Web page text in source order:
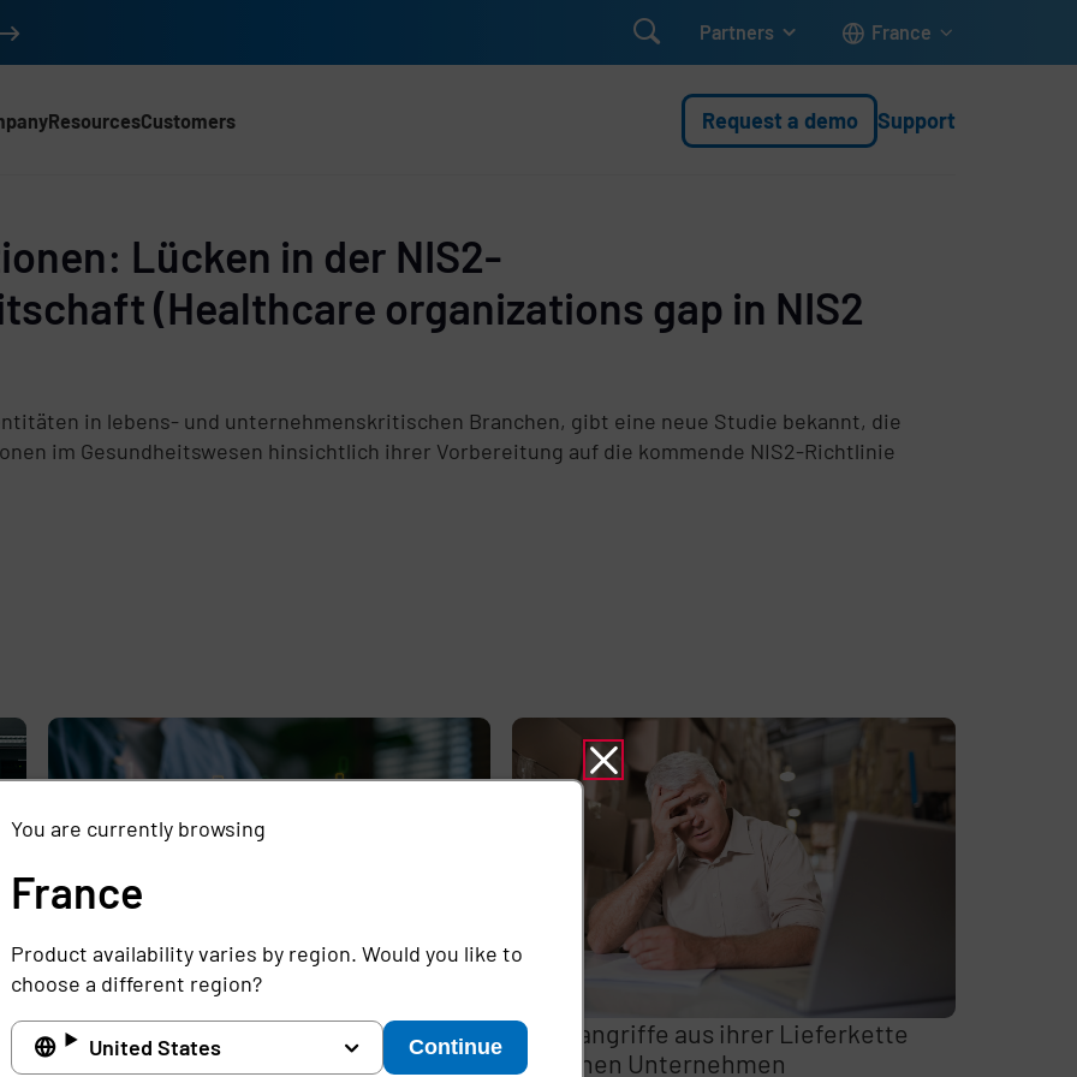
 Partners France
ResourcesCustomers Request a demo Support
Lücken in der NIS2-
(Healthcare organizations gap in NIS2
in lebens- und unternehmenskritischen Branchen, gibt eine neue Studie bekannt, die
im Gesundheitswesen hinsichtlich ihrer Vorbereitung auf die kommende NIS2-Richtlinie
Paradigmenwechsel beim Zugriff:
Passwortlose Anmeldung
Cyberangriffe aus ihrer Lieferkette
bedrohen Unternehmen
You are currently browsing
France
Product availability varies by region. Would you like to
choose a different region?
United States Continue